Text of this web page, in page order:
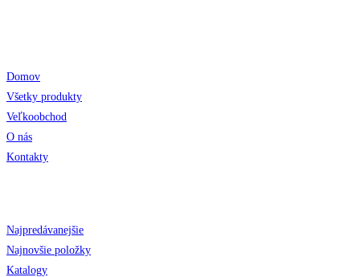
Domov
Všetky produkty
Veľkoobchod
O nás
Kontakty
Najpredávanejšie
Najnovšie položky
Katalogy